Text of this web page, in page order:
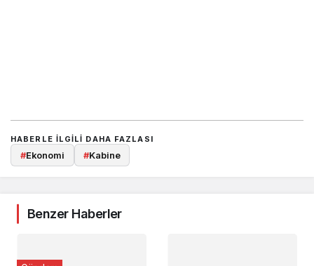
HABERLE ILGILI DAHA FAZLASI
#Ekonomi #Kabine
Benzer Haberler